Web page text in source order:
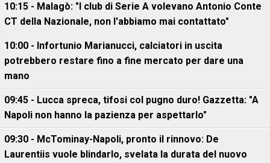
10:15 - Malagò: "I club di Serie A volevano Antonio Conte
CT della Nazionale, non l'abbiamo mai contattato"
10:00 - Infortunio Marianucci, calciatori in uscita
potrebbero restare fino a fine mercato per dare una
mano
09:45 - Lucca spreca, tifosi col pugno duro! Gazzetta: "A
Napoli non hanno la pazienza per aspettarlo"
09:30 - McTominay-Napoli, pronto il rinnovo: De
Laurentiis vuole blindarlo, svelata la durata del nuovo